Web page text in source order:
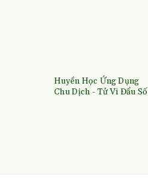
Huyền Học Ứng Dụng
Chu Dịch - Tử Vi Đẩu Số